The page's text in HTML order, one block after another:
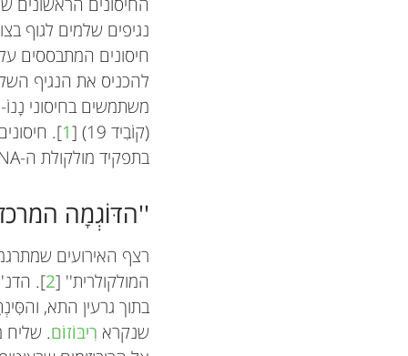
נגיפים שלמים לגוף
חיסונים המתבססים
להכניס את הנגיף
(קוֹבִיד 19) [
1
בתפקיד מולקולת ה-mRNA, ונתאר כיצד משתמשים בה בחיסונים.
''הדּוֹגְמָה
רצף האירועים
המולקולרית'' [2
].
בתוך גרעין התא,
שנקרא רִיבּוֹזוֹם. שליח